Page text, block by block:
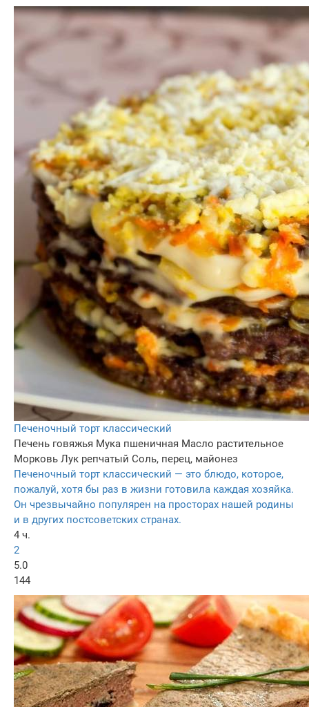
Печеночный торт классический
Печень говяжья Мука пшеничная Масло растительное
Морковь Лук репчатый Соль, перец, майонез
Печеночный торт классический — это блюдо, которое,
пожалуй, хотя бы раз в жизни готовила каждая хозяйка.
Он чрезвычайно популярен на просторах нашей родины
и в других постсоветских странах.
4 ч.
2
5.0
144